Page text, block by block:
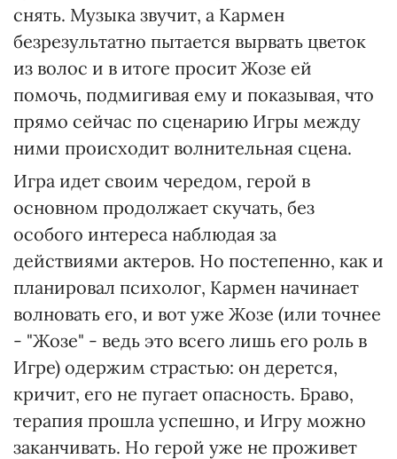
снять. Музыка звучит, а Кармен
безрезультатно пытается вырвать цветок
из волос и в итоге просит Жозе ей
помочь, подмигивая ему и показывая, что
прямо сейчас по сценарию Игры между
ними происходит волнительная сцена.
Игра идет своим чередом, герой в
основном продолжает скучать, без
особого интереса наблюдая за
действиями актеров. Но постепенно, как и
планировал психолог, Кармен начинает
волновать его, и вот уже Жозе (или точнее
- "Жозе" - ведь это всего лишь его роль в
Игре) одержим страстью: он дерется,
кричит, его не пугает опасность. Браво,
терапия прошла успешно, и Игру можно
заканчивать. Но герой уже не проживет